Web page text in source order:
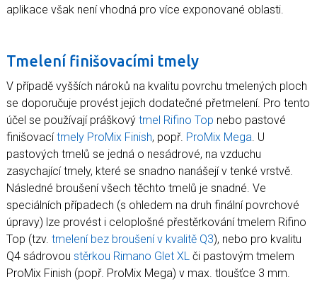
aplikace však není vhodná pro více exponované oblasti.
Tmelení finišovacími tmely
V případě vyšších nároků na kvalitu povrchu tmelených ploch
se doporučuje provést jejich dodatečné přetmelení. Pro tento
účel se používají práškový tmel Rifino Top nebo pastové
finišovacítmely ProMix Finish, popř. ProMix Mega . U
pastových tmelů se jedná o nesádrové, na vzduchu
zasychající tmely, které se snadno nanášejí v tenké vrstvě.
Následné broušení všech těchto tmelů je snadné. Ve
speciálních případech (s ohledem na druh finální povrchové
úpravy) lze provést i celoplošné přestěrkování tmelem Rifino
Top (tzv. tmelení bez broušení v kvalitě Q3), nebo pro kvalitu
Q4 sádrovou stěrkou Rimano Glet XL či pastovým tmelem
ProMix Finish (popř. ProMix Mega) v max. tloušťce 3 mm.